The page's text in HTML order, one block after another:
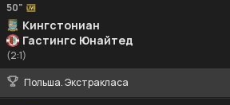
50"
Кингстониан
Гастингс Юнайтед
(2:1)
Польша. Экстракласа